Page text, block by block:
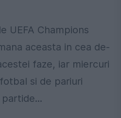
UEFA Champions
aceasta in cea de-
faze, iar miercuri
si de pariuri